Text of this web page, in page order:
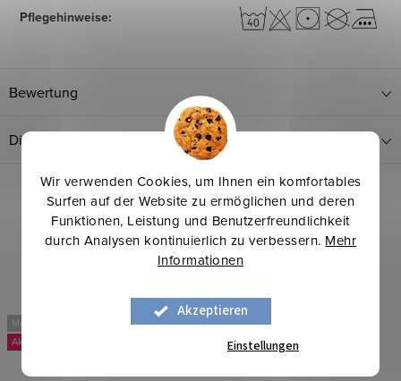
Wir verwenden Cookies, um Ihnen ein komfortables
Surfen auf der Website zu ermöglichen und deren
Funktionen, Leistung und Benutzerfreundlichkeit
durch Analysen kontinuierlich zu verbessern. Mehr
Informationen
Akzeptieren
Einstellungen
Pflegehinweise:
Bewertung
Diskussion
Mehr für weniger
Mehr für weniger